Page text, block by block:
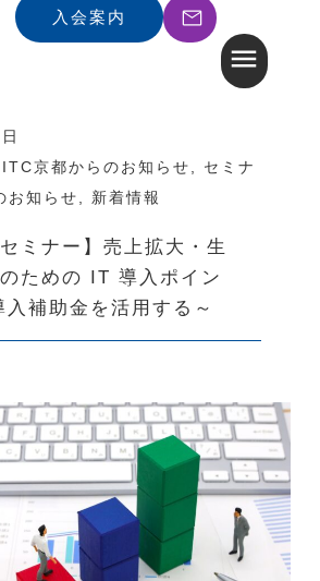
入会案内
ITC京都からのお知らせ , セミナ
お知らせ, 新着情報
ミナー】売上拡大・生
ための IT 導入ポイン
入補助金を活用する～